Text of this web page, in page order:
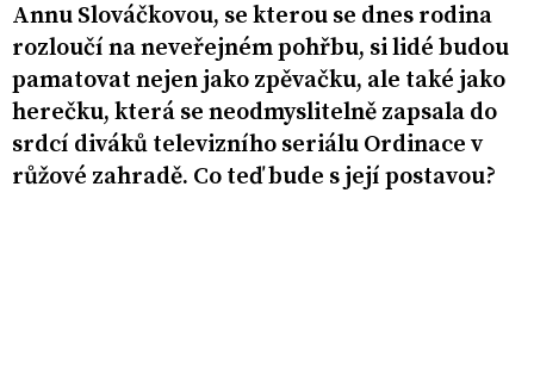
Annu Slováčkovou, se kterou se dnes rodina
rozloučí na neveřejném pohřbu, si lidé budou
pamatovat nejen jako zpěvačku, ale také jako
herečku, která se neodmyslitelně zapsala do
srdcí diváků televizního seriálu Ordinace v
růžové zahradě. Co teď bude s její postavou?